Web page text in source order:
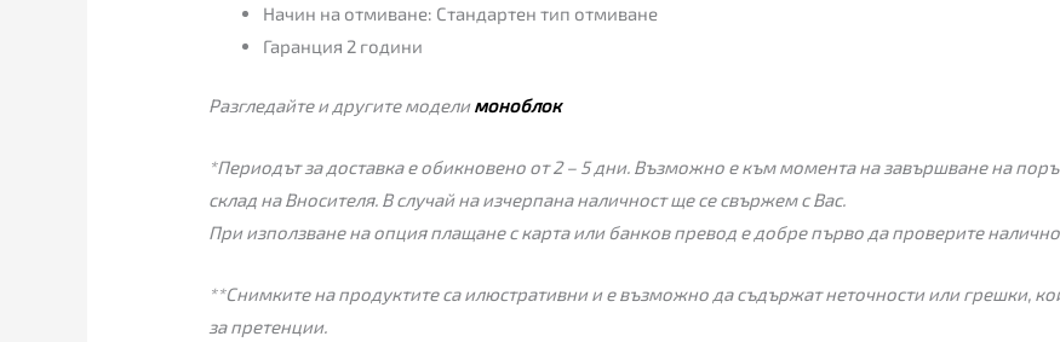
Начин на отмиване: Стандартен тип отмиване
Гаранция 2 години
Разгледайте и другите моделимоноблок
*Периодът за доставка е обикновено от 2 – 5 дни. Възможно е към момента на завършване на
склад на Вносителя. В случай на изчерпана наличност ще се свържем с Вас.
При използване на опция плащане с карта или банков превод е добре първо да проверите
**Снимките на продуктите са илюстративни и е възможно да съдържат неточности или грешки,
за претенции.